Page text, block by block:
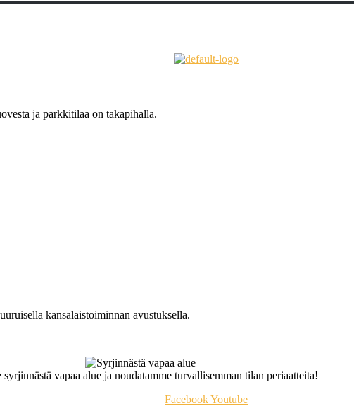
ja parkkitilaa on takapihalla.
kansalaistoiminnan avustuksella.
syrjinnästä vapaa alue ja noudatamme turvallisemman tilan periaatteita!
FacebookYoutube